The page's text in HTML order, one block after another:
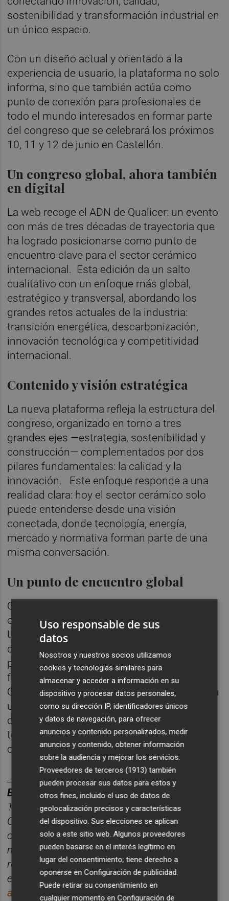
sostenibilidad y transformación industrial en
un único espacio.
Con un diseño actual y orientado a la
experiencia de usuario, la plataforma no solo
informa, sino que también actúa como
punto de conexión para profesionales de
todo el mundo interesados en formar parte
del congreso que se celebrará los próximos
10, 11 y 12 de junio en Castellón.
Un congreso global, ahora también
en digital
La web recoge el ADN de Qualicer: un evento
con más de tres décadas de trayectoria que
ha logrado posicionarse como punto de
encuentro clave para el sector cerámico
internacional. Esta edición da un salto
cualitativo con un enfoque más global,
estratégico y transversal, abordando los
grandes retos actuales de la industria:
transición energética, descarbonización,
innovación tecnológica y competitividad
internacional.
Contenido y visión estratégica
La nueva plataforma refleja la estructura del
congreso, organizado en torno a tres
grandes ejes —estrategia, sostenibilidad y
construcción— complementados por dos
pilares fundamentales: la calidad y la
innovación. Este enfoque responde a una
realidad clara: hoy el sector cerámico solo
puede entenderse desde una visión
conectada, donde tecnología, energía,
mercado y normativa forman parte de una
misma conversación.
Un punto de encuentro global
Qualicer 2026 reunirá en Castellón a
expertos de países como Alemania, Estados
Unidos, Italia, Australia o Reino Unido,
consolidando su carácter internacional y su
papel como espacio donde se define el
futuro del sector. Con este lanzamiento,
Qualicer no solo presenta una web. Presenta
una forma de entender el sector. Un espacio
donde la industria cerámica se analiza en
todas sus dimensiones y donde se
construye, desde el conocimiento, su futuro.
BOLET ÍN PLAZA CER ÁMICA.
Toda la información del sector cerámico de
Castellón, reunida cada semana en un solo
correo para tener una visión completa del
mercado. Suscríbete gratis al boletín aquí.
reunidas cada mañana en un solo correo para
empezar el día informado. Suscríbetegratis
al
aqu
Uso responsable de sus
datos
Nosotros y nuestros socios utilizamos
cookies y tecnologías similares para
almacenar y acceder a información en su
dispositivo y procesar datos personales,
como su dirección IP, identificadores únicos
y datos de navegación, para ofrecer
anuncios y contenido personalizados, medir
anuncios y contenido, obtener información
sobre la audiencia y mejorar los servicios.
Proveedores de terceros (1913) también
pueden procesar sus datos para estos y
otros fines, incluido el uso de datos de
geolocalización precisos y características
del dispositivo. Sus elecciones se aplican
solo a este sitio web. Algunos proveedores
pueden basarse en el interés legítimo en
lugar del consentimiento; tiene derecho a
oponerse enConfiguración de publicidad.
Puede retirar su consentimiento en
cualquier momento enConfiguración de